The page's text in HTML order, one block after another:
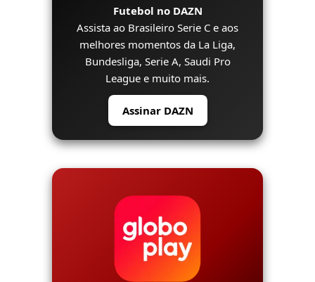
Futebol no DAZN
Assista ao Brasileiro Serie C e aos
melhores momentos da La Liga,
Bundesliga, Serie A, Saudi Pro
League e muito mais.
Assinar DAZN